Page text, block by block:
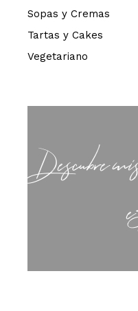
Sopas y Cremas
Tartas y Cakes
Vegetariano
Descubre